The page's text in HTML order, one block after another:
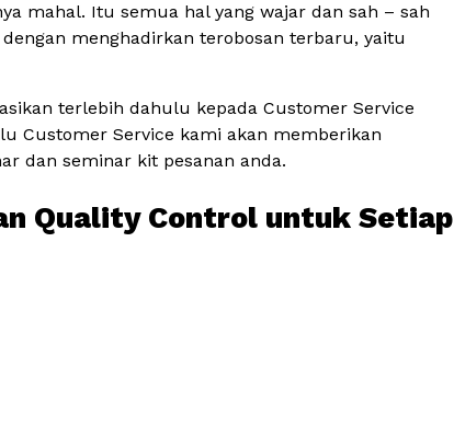
mahal. Itu semua hal yang wajar dan sah – sah
menghadirkan terobosan terbaru, yaitu
terlebih dahulu kepada Customer Service
Customer Service kami akan memberikan
dan seminar kit pesanan anda.
Quality Control untuk Setiap